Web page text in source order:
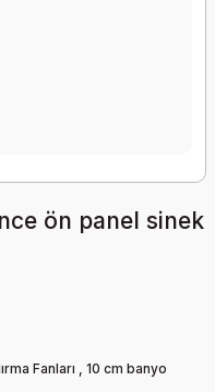
ön panel sinek
Fanları , 10 cm banyo